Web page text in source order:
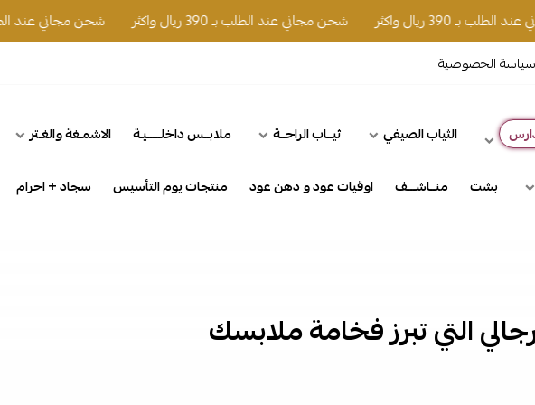
ريال واكثر شحن مجاني عند الطلب بـ 390 ريال واكثر شحن مجاني عند الطلب بـ 390 ريال
سياسة الخصوصية
الثياب الصيفي ثيــاب الراحــة ملابــس داخلـــــيـة الاشمـغة والغـتر
بشت منــاشـــف اوقيات عود و دهن عود منتجات يوم التأسيس سجاد + احرام
التي تبرز فخامة ملابسك